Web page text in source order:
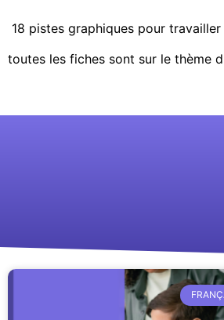
18 pistes graphiques pour
toutes les fiches sont sur le thème